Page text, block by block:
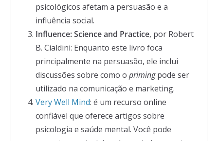
psicológicos afetam a persuasão e a
influência social.
Influence: Science and Practice, por Robert
B. Cialdini: Enquanto este livro foca
principalmente na persuasão, ele inclui
discussões sobre como o primingpode ser
utilizado na comunicação e marketing.
Very Well Mind: é um recurso online
confiável que oferece artigos sobre
psicologia e saúde mental. Você pode